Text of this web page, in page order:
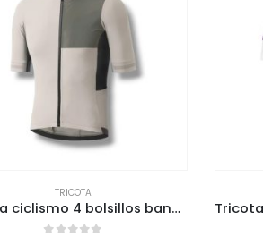
TRICOTA
Tricota ciclismo 4 bolsillos banda en cintura y brazos Técnica para Ciclistas